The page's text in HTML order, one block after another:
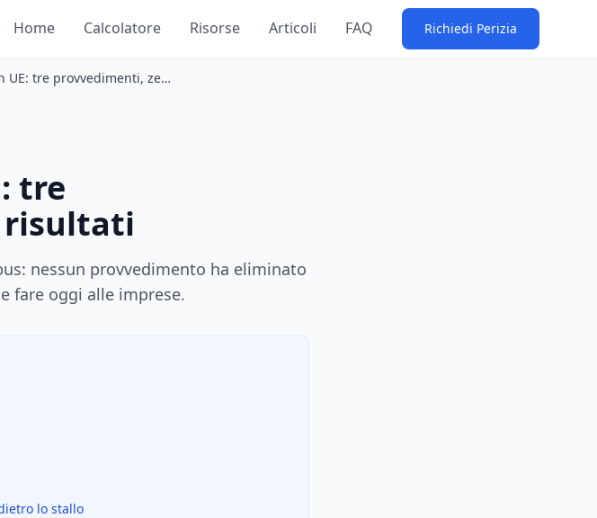
Home Calcolatore Risorse Articoli FAQ Richiedi Perizia
Clausola Made in UE: tre provvedimenti, zero risultati
tre
risultati
nessun provvedimento ha eliminato
fare oggi alle imprese.
lo stallo